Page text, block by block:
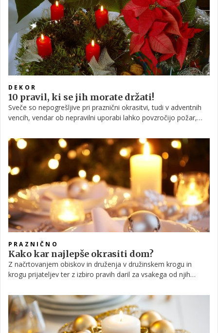
venčkov in še boljše, kako lahko adventni venček letos
naredimo sami.
DEKOR
10 pravil, ki se jih morate držati!
Sveče so nepogrešljive pri praznični okrasitvi, tudi v adventnih
vencih, vendar ob nepravilni uporabi lahko povzročijo požar,
PRAZNIČNO
Kako kar najlepše okrasiti dom?
Z načrtovanjem obiskov in druženja v družinskem krogu in
krogu prijateljev ter z izbiro pravih daril za vsakega od njih
zelo prijetna opravila, pa včasih ta lahko prerastejo v breme. Da
vam okraševanje doma ne bo predstavljalo dodatnega stresa,
vam ponujamo nekaj nasvetov.